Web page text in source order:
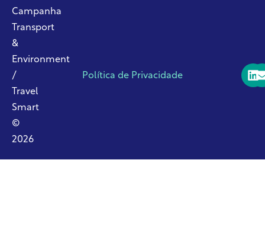
Campanha
Transport
&
Environment
/
Travel
Smart
©
2026
Política de Privacidade